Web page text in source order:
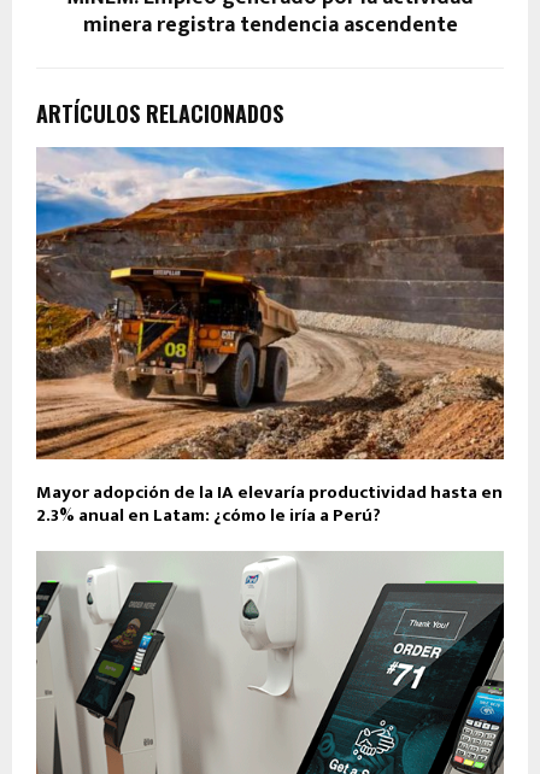
minera registra tendencia ascendente
ARTÍCULOS RELACIONADOS
Mayor adopción de la IA elevaría productividad hasta en
2.3% anual en Latam: ¿cómo le iría a Perú?